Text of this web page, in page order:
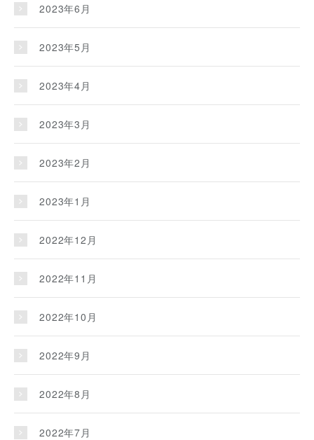
2023年6月
2023年5月
2023年4月
2023年3月
2023年2月
2023年1月
2022年12月
2022年11月
2022年10月
2022年9月
2022年8月
2022年7月